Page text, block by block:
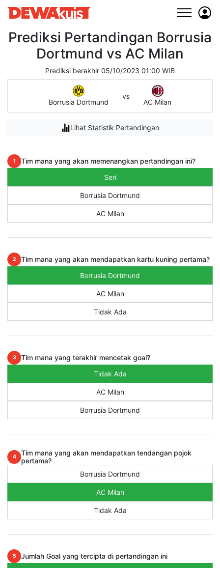
Prediksi Pertandingan Borrusia
Dortmund vs AC Milan
Prediksi berakhir 05/10/2023 01:00 WIB
Borrusia Dortmund
vs
AC Milan
Lihat Statistik Pertandingan
1
Tim mana yang akan memenangkan pertandingan ini?
Seri
Borrusia Dortmund
AC Milan
2
Tim mana yang akan mendapatkan kartu kuning pertama?
Borrusia Dortmund
AC Milan
Tidak Ada
3
Tim mana yang terakhir mencetak goal?
Tidak Ada
AC Milan
Borrusia Dortmund
4
Tim mana yang akan mendapatkan tendangan pojok
pertama?
Borrusia Dortmund
AC Milan
Tidak Ada
5
Jumlah Goal yang tercipta di pertandingan ini